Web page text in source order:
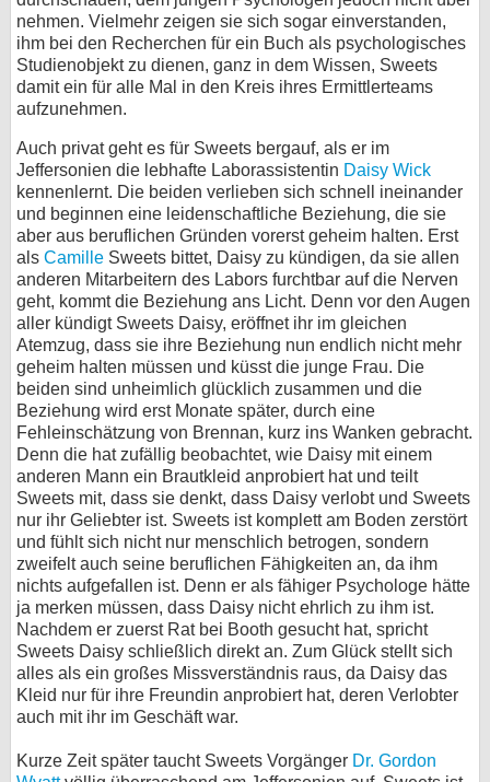
nehmen. Vielmehr zeigen sie sich sogar einverstanden,
ihm bei den Recherchen für ein Buch als psychologisches
Studienobjekt zu dienen, ganz in dem Wissen, Sweets
damit ein für alle Mal in den Kreis ihres Ermittlerteams
aufzunehmen.
Auch privat geht es für Sweets bergauf, als er im
Jeffersonien die lebhafte Laborassistentin Daisy Wick
kennenlernt. Die beiden verlieben sich schnell ineinander
und beginnen eine leidenschaftliche Beziehung, die sie
aber aus beruflichen Gründen vorerst geheim halten. Erst
als Camille Sweets bittet, Daisy zu kündigen, da sie allen
anderen Mitarbeitern des Labors furchtbar auf die Nerven
geht, kommt die Beziehung ans Licht. Denn vor den Augen
aller kündigt Sweets Daisy, eröffnet ihr im gleichen
Atemzug, dass sie ihre Beziehung nun endlich nicht mehr
geheim halten müssen und küsst die junge Frau. Die
beiden sind unheimlich glücklich zusammen und die
Beziehung wird erst Monate später, durch eine
Fehleinschätzung von Brennan, kurz ins Wanken gebracht.
Denn die hat zufällig beobachtet, wie Daisy mit einem
anderen Mann ein Brautkleid anprobiert hat und teilt
Sweets mit, dass sie denkt, dass Daisy verlobt und Sweets
nur ihr Geliebter ist. Sweets ist komplett am Boden zerstört
und fühlt sich nicht nur menschlich betrogen, sondern
zweifelt auch seine beruflichen Fähigkeiten an, da ihm
nichts aufgefallen ist. Denn er als fähiger Psychologe hätte
ja merken müssen, dass Daisy nicht ehrlich zu ihm ist.
Nachdem er zuerst Rat bei Booth gesucht hat, spricht
Sweets Daisy schließlich direkt an. Zum Glück stellt sich
alles als ein großes Missverständnis raus, da Daisy das
Kleid nur für ihre Freundin anprobiert hat, deren Verlobter
auch mit ihr im Geschäft war.
Kurze Zeit später taucht Sweets Vorgänger Dr. Gordon